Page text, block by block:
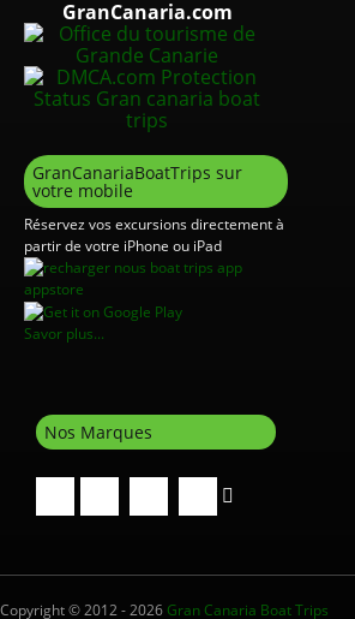
GranCanaria.com
GranCanariaBoatTrips sur
votre mobile
Réservez vos excursions directement à
partir de votre iPhone ou iPad
Savor plus...
Nos Marques
Copyright © 2012 - 2026Gran Canaria Boat Trips